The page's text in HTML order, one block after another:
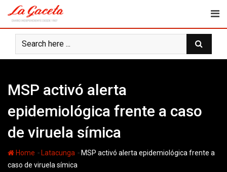
content
MSP activó alerta
epidemiológica frente a caso
de viruela símica
Home - Latacunga - MSP activó alerta epidemiológica frente a
caso de viruela símica